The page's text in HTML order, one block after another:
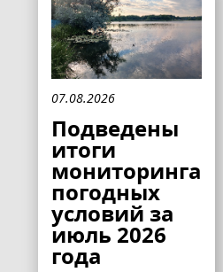
07.08.2026
Подведены
итоги
мониторинга
погодных
условий за
июль 2026
года